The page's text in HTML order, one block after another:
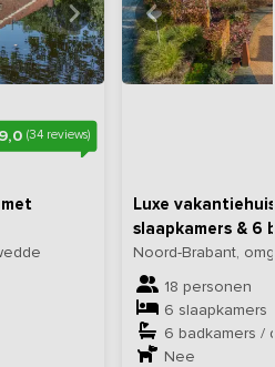
9,0(34 reviews)
Luxe
slaapkamers & 6
Noord-Brabant,
18 personen
6 slaapkamers
6 badkamers /
Nee
Bekijk